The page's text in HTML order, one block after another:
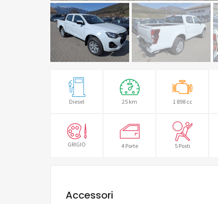
Diesel 25 km 1 898 cc
GRIGIO 4 Porte 5 Posti
Accessori